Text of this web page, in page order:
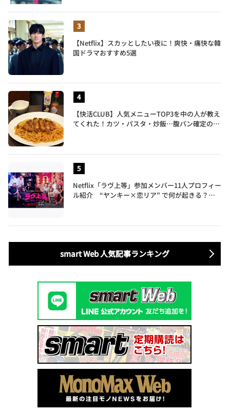
【Netflix】スカッとしたい夜に！爽快・痛快な韓
国ドラマおすすめ5選
【快活CLUB】人気メニューTOP3を中の人が教え
てくれた！カツ・パスタ・炒飯…腹パン確定のガ
Netflix「ラヴ上等」参加メンバー11人プロフィー
ル紹介 “ヤンキー×恋リア” で何が起きる？地
smart Web 人気記事ランキング